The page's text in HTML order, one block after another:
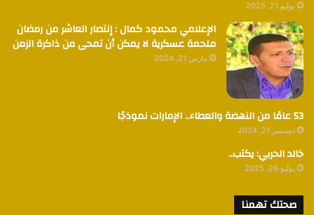
يوليو 21, 2025
الإعلامي محمود كمال : إنتصار العاشر من رمضان
ملحمة عسكرية لا يمكن أن تمحى من ذاكرة الزمن
مارس 21, 2024
53 عامًا من النهضة والعطاء.. الإمارات نموذجًا
ديسمبر 21, 2024
خالد الحربي: يكتب..
يوليو 26, 2025
صحتك تهمنا